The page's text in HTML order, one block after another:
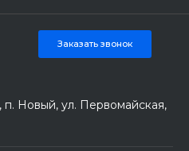
Заказать звонок
Новый, ул. Первомайская,